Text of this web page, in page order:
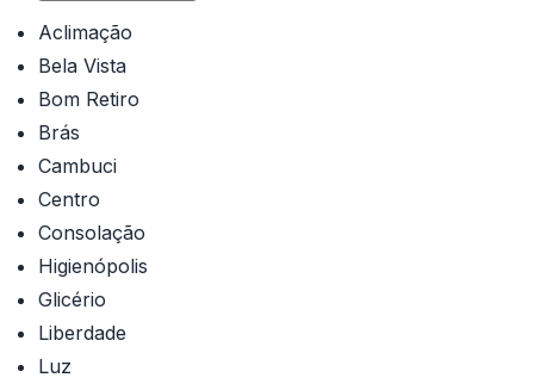
Aclimação
Bela Vista
Bom Retiro
Brás
Cambuci
Centro
Consolação
Higienópolis
Glicério
Liberdade
Luz